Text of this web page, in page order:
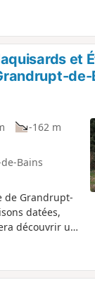
Fées... et
et
de-
-162 m
Bains
de Grandrupt-
datées,
découvrir un
1944,
Vous